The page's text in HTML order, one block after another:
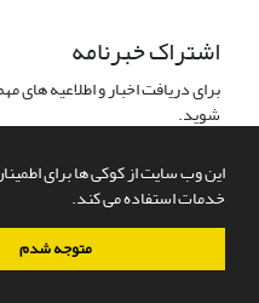
این وب سایت از کوکی ها برای
خدمات استفاده می کند.
متوجه شدم
اشتراک خبرنامه
برای دریافت اخبار و اطلاعیه
شوید.
سامانه مدیریت نشریات علمی.